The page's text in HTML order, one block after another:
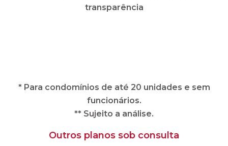
transparência
* Para condomínios de até 20 unidades e sem
funcionários.
** Sujeito a análise.
Outros planos sob consulta